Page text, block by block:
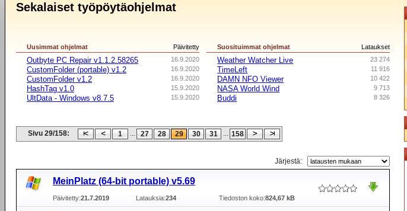
Sekalaiset työpöytäohjelmat
Päivitetty
Uusimmat ohjelmat
16.9.2020
Outbyte PC Repair v1.1.2.58265
16.9.2020
CustomFolder (portable) v1.2
16.9.2020
CustomFolder v1.2
15.9.2020
HashTag v1.0
15.9.2020
UltData - Windows v8.7.5
Lataukset
Suosituimmat ohjelmat
23 274
Weather Watcher Live
11 916
TimeLeft
10 422
DAMN NFO Viewer
9 713
NASA World Wind
8 326
Buddi
Sivu 29/158: 1 ... 27 28 29 30 31 ... 158
Järjestä:
MeinPlatz (64-bit portable) v5.69
Päivitetty:21.7.2019 Latauksia:234 Tiedoston koko:824,67 kB